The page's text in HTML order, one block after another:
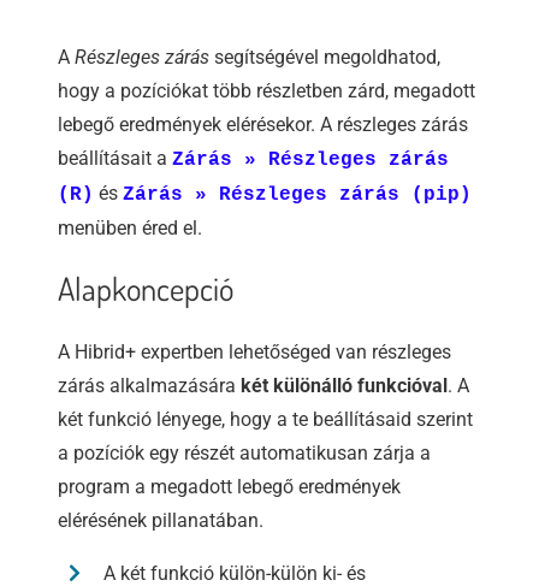
A Részleges zárás segítségével megoldhatod,
hogy a pozíciókat több részletben zárd, megadott
lebegő eredmények elérésekor. A részleges zárás
beállításait a Zárás » Részleges zárás
(R) és Zárás » Részleges zárás (pip)
menüben éred el.
Alapkoncepció
A Hibrid+ expertben lehetőséged van részleges
zárás alkalmazására két különálló funkcióval. A
két funkció lényege, hogy a te beállításaid szerint
a pozíciók egy részét automatikusan zárja a
program a megadott lebegő eredmények
elérésének pillanatában.
A két funkció külön-külön ki- és